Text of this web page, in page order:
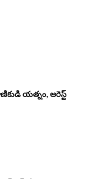
యత్నం, అరెస్ట్